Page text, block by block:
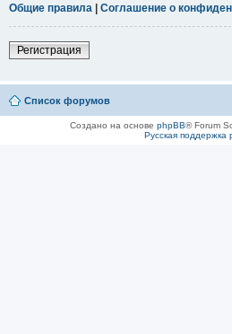
Общие правила | Соглашение о
Регистрация
Список форумов
Создано на основе phpBB® Forum
Русская поддержка